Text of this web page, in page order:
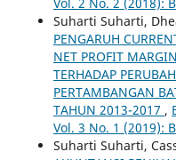
Suharti Suharti,
PENGARUH
NET PROFIT
TERHADAP
PERTAMBANGAN
TAHUN 2013-2017 ,
Vol. 3 No. 1 (2019):
Suharti Suharti,